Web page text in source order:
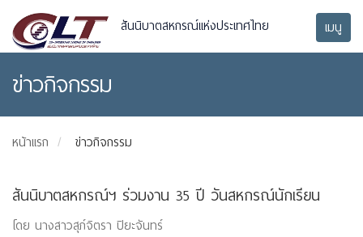
สันนิบาตสหกรณ์แห่งประเทศไทย เมนู
ข่าวกิจกรรม
หน้าแรก ข่าวกิจกรรม
สันนิบาตสหกรณ์ฯ ร่วมงาน 35 ปี วันสหกรณ์นักเรียน
โดย นางสาวสุภ์จิตรา ปิยะจันทร์